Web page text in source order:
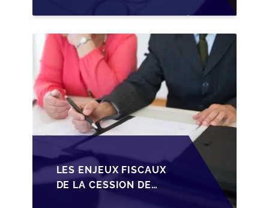
TRANSMISSION DES
PME BELGES
LES ENJEUX FISCAUX
DE LA CESSION DE